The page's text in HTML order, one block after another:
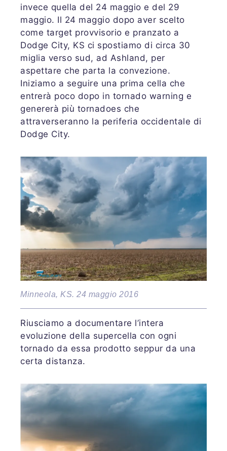
invece quella del 24 maggio e del 29
maggio. Il 24 maggio dopo aver scelto
come target provvisorio e pranzato a
Dodge City, KS ci spostiamo di circa 30
miglia verso sud, ad Ashland, per
aspettare che parta la convezione.
Iniziamo a seguire una prima cella che
entrerà poco dopo in tornado warning e
genererà più tornadoes che
attraverseranno la periferia occidentale di
Dodge City.
Minneola, KS. 24 maggio 2016
Riusciamo a documentare l’intera
evoluzione della supercella con ogni
tornado da essa prodotto seppur da una
certa distanza.